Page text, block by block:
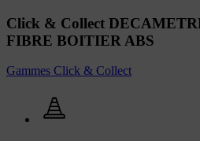
Click & Collect
FIBRE BOITIER ABS
Gammes Click & Collect